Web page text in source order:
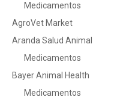
Medicamentos
AgroVet Market
Aranda Salud Animal
Medicamentos
Bayer Animal Health
Medicamentos